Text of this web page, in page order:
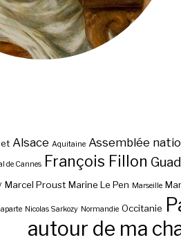
Alsace Aquitaine Assemblée
de Cannes François Fillon
Marcel Proust Marine Le Pen Marseille
Nicolas Sarkozy Normandie Occitanie
autour de ma